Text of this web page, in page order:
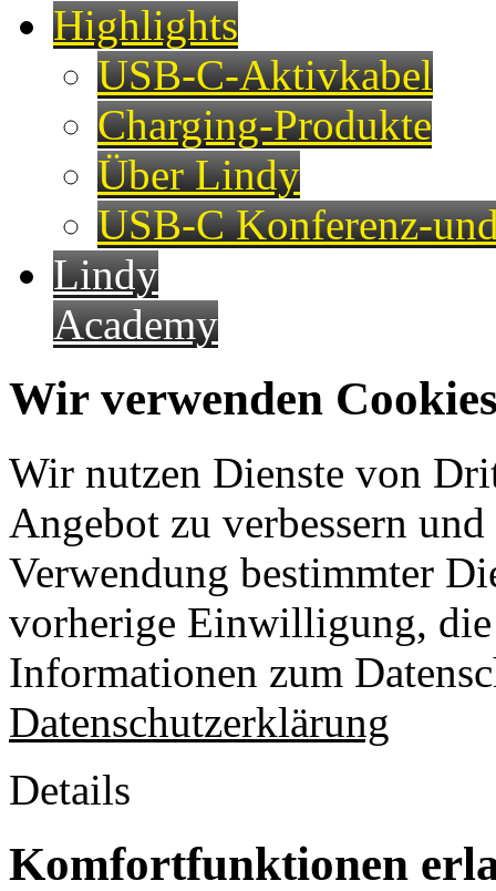
Highlights
USB-C-Aktivkabel
Charging-Produkte
Über Lindy
USB-C Konferenz-
Lindy
Academy
Wir verwenden
Wir nutzen Dienste von
Angebot zu verbessern
Verwendung bestimmter
vorherige Einwilligung,
Informationen zum
Datenschutzerklärung
Details
Komfortfunktionen